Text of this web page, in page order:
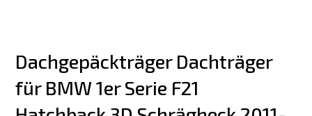
Dachgepäckträger Dachträger
für BMW 1er Serie F21